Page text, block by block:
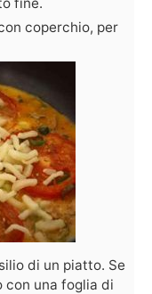
coperchio, per
di un piatto. Se
una foglia di